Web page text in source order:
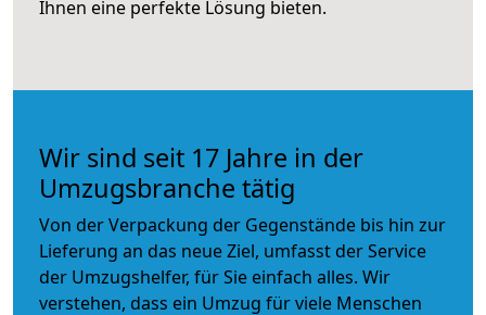
Ihnen eine perfekte Lösung bieten.
Wir sind seit 17 Jahre in der
Umzugsbranche tätig
Von der Verpackung der Gegenstände bis hin zur
Lieferung an das neue Ziel, umfasst der Service
der Umzugshelfer, für Sie einfach alles. Wir
verstehen, dass ein Umzug für viele Menschen